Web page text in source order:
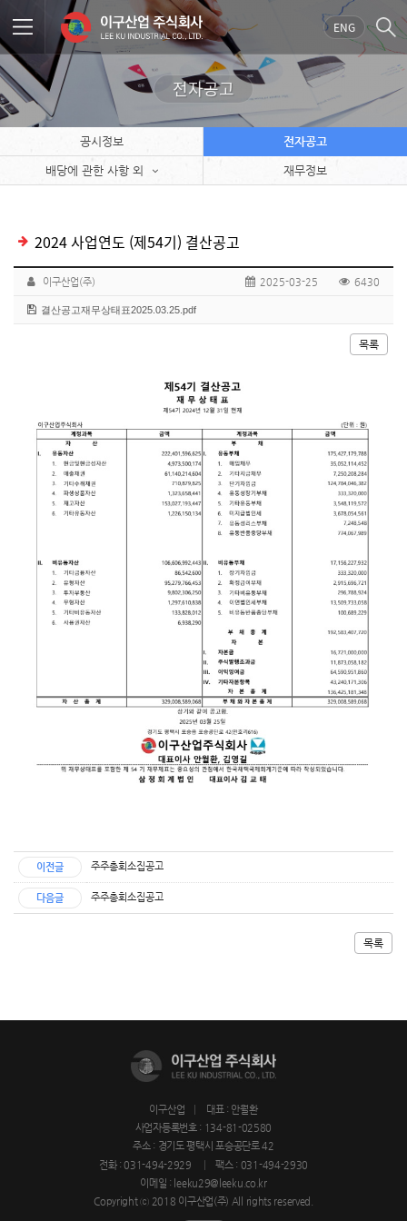
ENG
전자공고
공시정보 전자공고
배당에 관한 사항 외 재무정보
2024 사업연도 (제54기) 결산공고
이구산업(주) 2025-03-25 6430
결산공고재무상태표2025.03.25.pdf
목록
이전글 주주총회소집공고
다음글 주주총회소집공고
목록
이구산업
대표 : 안월환
사업자등록번호 : 134-81-02580
주소 : 경기도 평택시 포승공단로 42
전화 :031-494-2929
팩스 : 031-494-2930
이메일 : leeku29@leeku.co.kr
Copyright ⓒ 2018 이구산업(주) All rights reserved.